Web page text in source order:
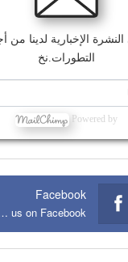
الإخبارية لدينا من
التطورات.نخ
Powered by
Facebook
Facebook